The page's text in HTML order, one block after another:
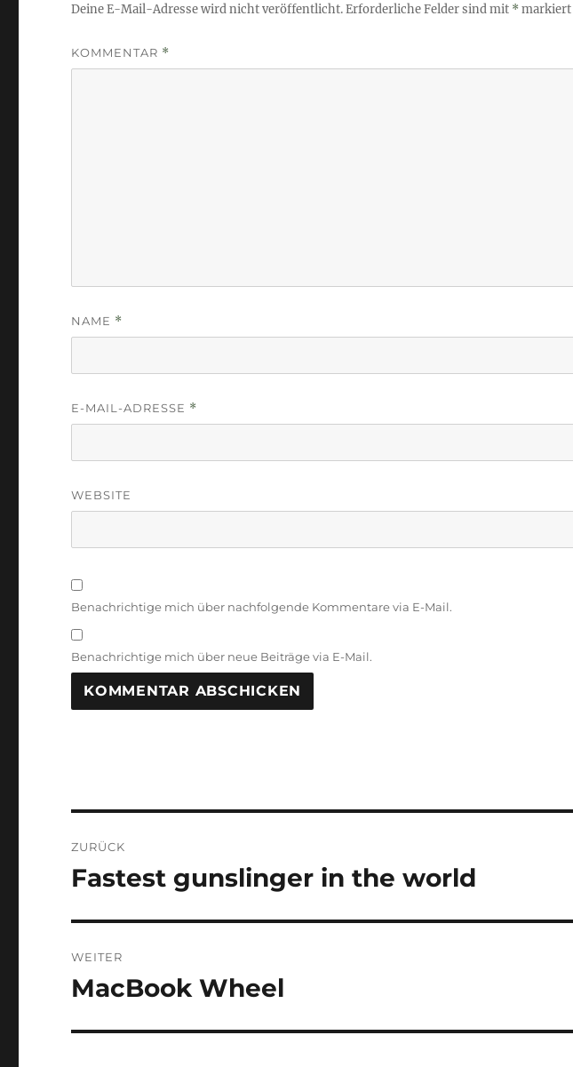
Deine E-Mail-Adresse wird nicht veröffentlicht.Erforderliche Felder sind mit *markiert
KOMMENTAR *
NAME *
E-MAIL-ADRESSE *
WEBSITE
Benachrichtige mich über nachfolgende Kommentare via E-Mail.
Benachrichtige mich über neue Beiträge via E-Mail.
ZURÜCK
Vorheriger
Fastest gunslinger in the world
WEITER
Nächster
MacBook Wheel